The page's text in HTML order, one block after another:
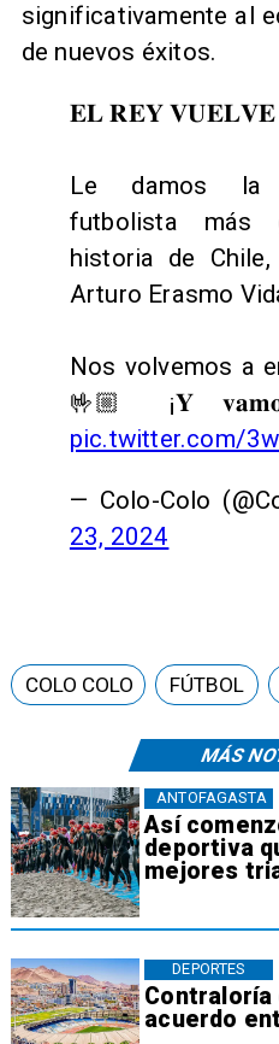
significativamente al
de nuevos éxitos.
𝐄𝐋 𝐑𝐄𝐘 𝐕𝐔𝐄𝐋𝐕𝐄
Le damos la
futbolista más
historia de
Arturo Erasmo
Nos volvemos a
🤟🏼 ¡𝐘
pic.twitter.com/
— Colo-Colo
23, 2024
MÁS
Así
deportiva
mejores
ANTOFAGASTA
acuerdo
DEPORTES
COLO COLO FÚTBOL